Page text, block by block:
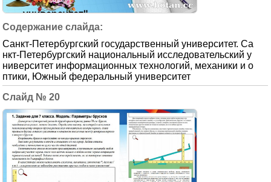
Санкт-Петербургский государственный университет. Са
нкт-Петербургский национальный исследовательский у
ниверситет информационных технологий, механики и о
птики, Южный федеральный университет
20